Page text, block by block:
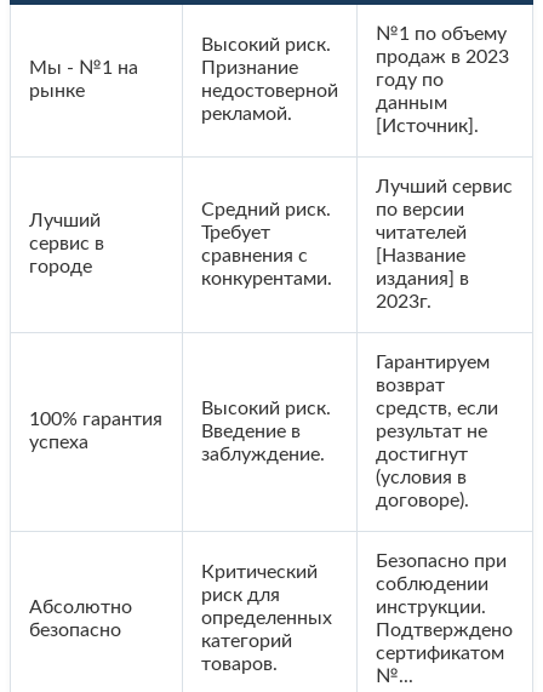
Мы - №1 на
рынке
Высокий риск.
Признание
недостоверной
рекламой.
№1 по объему
продаж в 2023
году по
данным
[Источник].
Лучший
сервис в
городе
Средний риск.
Требует
сравнения с
конкурентами.
Лучший сервис
по версии
читателей
[Название
издания] в
2023г.
100% гарантия
успеха
Высокий риск.
Введение в
заблуждение.
Гарантируем
возврат
средств, если
результат не
достигнут
(условия в
договоре).
Абсолютно
безопасно
Критический
риск для
определенных
категорий
товаров.
Безопасно при
соблюдении
инструкции.
Подтверждено
сертификатом
№...